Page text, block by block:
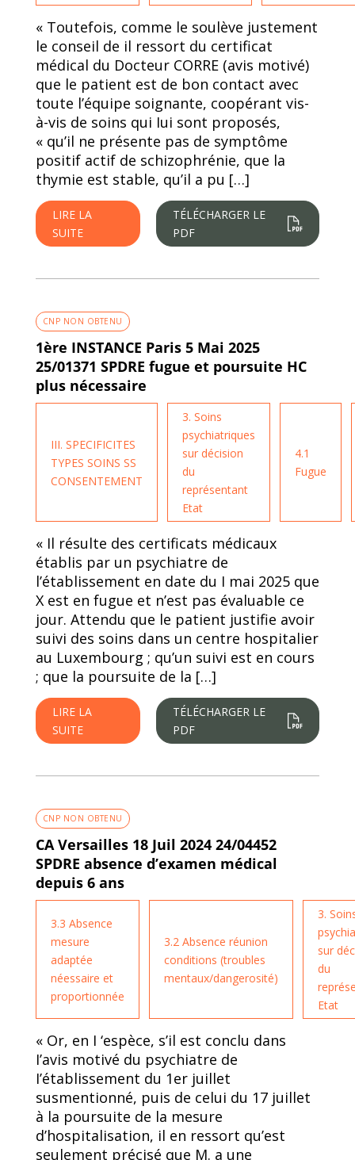
« Toutefois, comme le soulève justement
le conseil de il ressort du certificat
médical du Docteur CORRE (avis motivé)
que le patient est de bon contact avec
toute l’équipe soignante, coopérant vis-
à-vis de soins qui Iui sont proposés,
« qu’il ne présente pas de symptôme
positif actif de schizophrénie, que la
thymie est stable, qu’il a pu […]
LIRE LA
SUITE
TÉLÉCHARGER LE
PDF
CNP NON OBTENU
1ère INSTANCE Paris 5 Mai 2025
25/01371 SPDRE fugue et poursuite HC
plus nécessaire
III. SPECIFICITES
TYPES SOINS SS
CONSENTEMENT
3. Soins
psychiatriques
sur décision
du
représentant
Etat
4.1
Fugue
« Il résulte des certificats médicaux
établis par un psychiatre de
l’établissement en date du I mai 2025 que
X est en fugue et n’est pas évaluable ce
jour. Attendu que le patient justifie avoir
suivi des soins dans un centre hospitalier
au Luxembourg ; qu’un suivi est en cours
; que la poursuite de la […]
LIRE LA
SUITE
TÉLÉCHARGER LE
PDF
CNP NON OBTENU
CA Versailles 18 Juil 2024 24/04452
SPDRE absence d’examen médical
depuis 6 ans
3.3 Absence
mesure
adaptée
néessaire et
proportionnée
3.2 Absence réunion
conditions (troubles
mentaux/dangerosité)
3.
sur
du
Etat
« Or, en I ‘espèce, s’il est conclu dans
I’avis motivé du psychiatre de
I’établissement du 1er juillet
susmentionné, puis de celui du 17 juillet
à la poursuite de la mesure
d’hospitalisation, il en ressort qu’est
seulement précisé que M. a une